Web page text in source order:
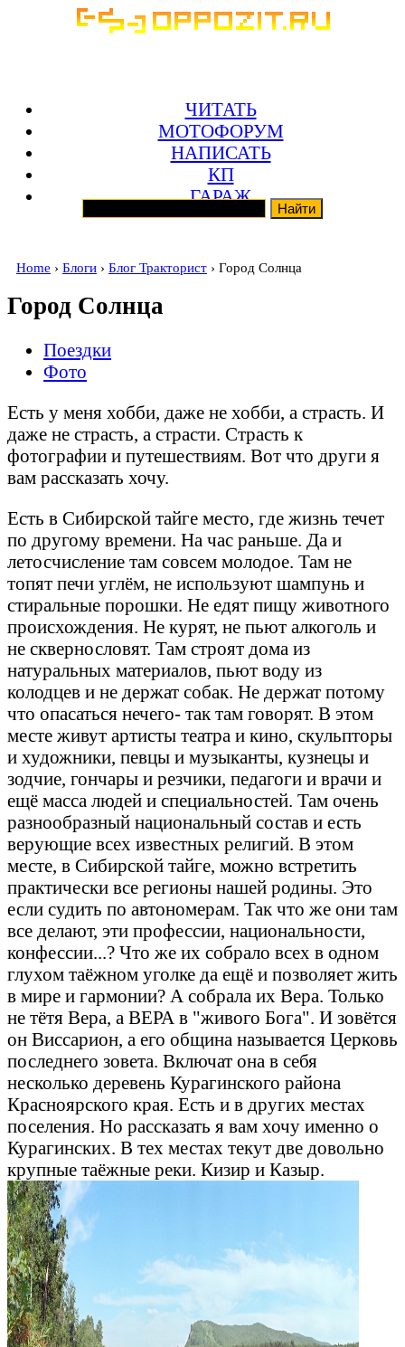
ЧИТАТЬ
МОТОФОРУМ
НАПИСАТЬ
КП
ГАРАЖ
Home › Блоги › Блог Тракторист › Город Солнца
Город Солнца
Поездки
Фото
Есть у меня хобби, даже не хобби, а страсть. И
даже не страсть, а страсти. Страсть к
фотографии и путешествиям. Вот что други я
вам рассказать хочу.
Есть в Сибирской тайге место, где жизнь течет
по другому времени. На час раньше. Да и
летосчисление там совсем молодое. Там не
топят печи углём, не используют шампунь и
стиральные порошки. Не едят пищу животного
происхождения. Не курят, не пьют алкоголь и
не сквернословят. Там строят дома из
натуральных материалов, пьют воду из
колодцев и не держат собак. Не держат потому
что опасаться нечего- так там говорят. В этом
месте живут артисты театра и кино, скульпторы
и художники, певцы и музыканты, кузнецы и
зодчие, гончары и резчики, педагоги и врачи и
ещё масса людей и специальностей. Там очень
разнообразный национальный состав и есть
верующие всех известных религий. В этом
месте, в Сибирской тайге, можно встретить
практически все регионы нашей родины. Это
если судить по автономерам. Так что же они там
все делают, эти профессии, национальности,
конфессии...? Что же их собрало всех в одном
глухом таёжном уголке да ещё и позволяет жить
в мире и гармонии? А собрала их Вера. Только
не тётя Вера, а ВЕРА в "живого Бога". И зовётся
он Виссарион, а его община называется Церковь
последнего зовета. Включат она в себя
несколько деревень Курагинского района
Красноярского края. Есть и в других местах
поселения. Но рассказать я вам хочу именно о
Курагинских. В тех местах текут две довольно
крупные таёжные реки. Кизир и Казыр.